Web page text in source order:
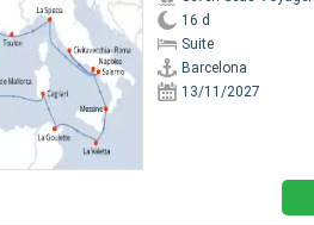
16 d
Suite
Barcelona
13/11/2027